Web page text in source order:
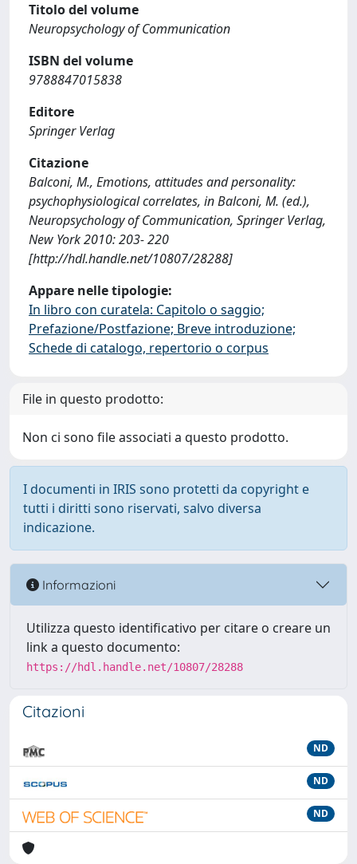
Titolo del volume
Neuropsychology of Communication
ISBN del volume
9788847015838
Editore
Springer Verlag
Citazione
Balconi, M., Emotions, attitudes and personality:
psychophysiological correlates, in Balconi, M. (ed.),
Neuropsychology of Communication, Springer Verlag,
New York 2010: 203- 220
[http://hdl.handle.net/10807/28288]
Appare nelle tipologie:
In libro con curatela: Capitolo o saggio;
Prefazione/Postfazione; Breve introduzione;
Schede di catalogo, repertorio o corpus
File in questo prodotto:
Non ci sono file associati a questo prodotto.
I documenti in IRIS sono protetti da copyright e
tutti i diritti sono riservati, salvo diversa
indicazione.
Informazioni
Utilizza questo identificativo per citare o creare un
link a questo documento:
https://hdl.handle.net/10807/28288
Citazioni
ND
ND
ND